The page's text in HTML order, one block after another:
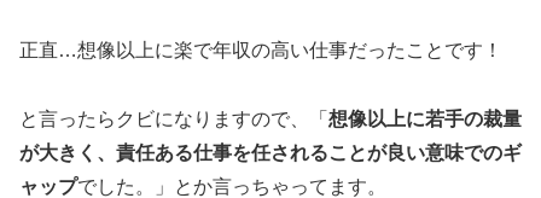
正直…想像以上に楽で年収の高い仕事だったことです！
と言ったらクビになりますので、「 想像以上に若手の裁量
が大きく、責任ある仕事を任されることが良い意味でのギ
ャップでした。」とか言っちゃってます。